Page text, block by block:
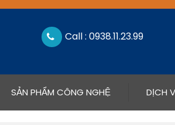
Call : 0938.11.23.99
SẢN PHẨM CÔNG NGHỆ DỊCH